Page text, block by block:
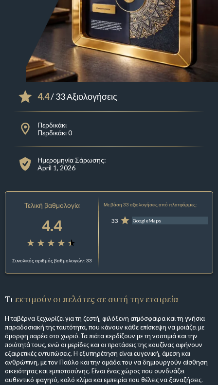
4.4/ 33 Αξιολογήσεις
Περδικάκι
Περδικάκι 0
Ημερομηνία Σάρωσης:
April 1, 2026
Τελική βαθμολογία
4.4
Συνολικός αριθμός βαθμολογιών: 33
Με βάση 33 αξιολογήσεις από πλατφόρμες:
33 GoogleMaps
Τι εκτιμούν οι πελάτες σε αυτή την εταιρεία
Η ταβέρνα ξεχωρίζει για τη ζεστή, φιλόξενη ατμόσφαιρα και τη γνήσια
παραδοσιακή της ταυτότητα, που κάνουν κάθε επίσκεψη να μοιάζει με
όμορφη παρέα στο χωριό. Τα πιάτα κερδίζουν με τη νοστιμιά και την
ποιότητά τους, ενώ οι μερίδες και οι προτάσεις της κουζίνας αφήνουν
εξαιρετικές εντυπώσεις. Η εξυπηρέτηση είναι ευγενική, άμεση και
ανθρώπινη, με τον Παύλο και την ομάδα του να δημιουργούν αίσθηση
οικειότητας και εμπιστοσύνης. Είναι ένας χώρος που συνδυάζει
αυθεντικό φαγητό, καλό κλίμα και εμπειρία που θέλεις να ξαναζήσεις.